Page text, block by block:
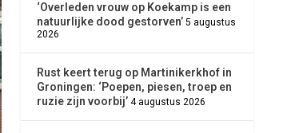
‘Overleden vrouw op Koekamp is een
natuurlijke dood gestorven’ 5 augustus
2026
Rust keert terug op Martinikerkhof in
Groningen: ‘Poepen, piesen, troep en
ruzie zijn voorbij’ 4 augustus 2026